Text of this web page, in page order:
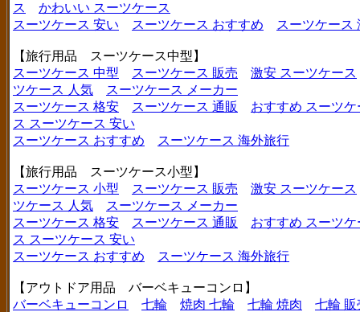
ス
かわいい スーツケース
スーツケース 安い
スーツケース おすすめ スーツケース
【旅行用品 スーツケース中型】
スーツケース 中型
スーツケース 販売
激安 スーツケース
ツケース 人気
スーツケース メーカー
スーツケース 格安
スーツケース 通販
おすすめ スーツケ
ス スーツケース 安い
スーツケース おすすめ
スーツケース 海外旅行
【旅行用品 スーツケース小型】
スーツケース 小型
スーツケース 販売
激安 スーツケース
ツケース 人気
スーツケース メーカー
スーツケース 格安
スーツケース 通販
おすすめ スーツケ
ス スーツケース 安い
スーツケース おすすめ
スーツケース 海外旅行
【アウトドア用品 バーベキューコンロ】
バーベキューコンロ
七輪 焼肉 七輪 七輪 焼肉 七輪 販